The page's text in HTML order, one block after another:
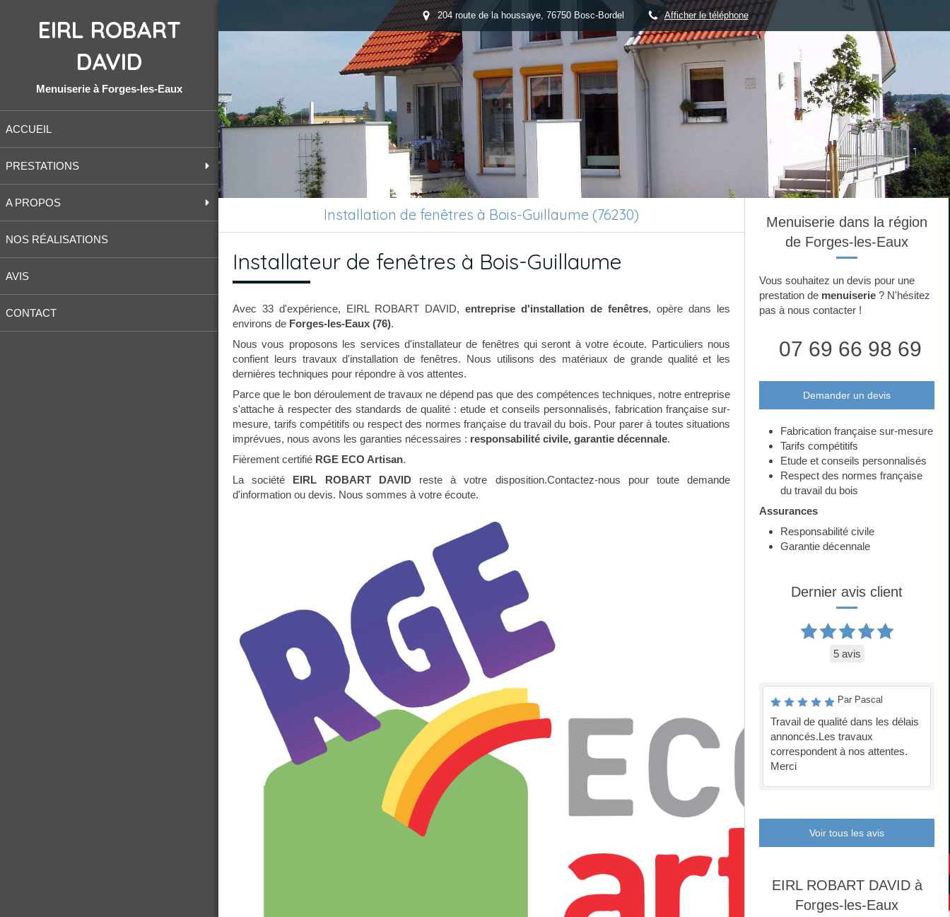
EIRL ROBART
DAVID
Menuiserie à Forges-les-Eaux
ACCUEIL
PRESTATIONS
A PROPOS
NOS RÉALISATIONS
AVIS
CONTACT
204 route de la houssaye, 76750 Bosc-Bordel Afficher le téléphone
Installation de fenêtres à Bois-Guillaume (76230)
Installateur de fenêtres à Bois-Guillaume
Avec 33 d'expérience, EIRL ROBART DAVID,entreprise d'installation de fenêtres, opère dans les
environs de Forges-les-Eaux (76).
Nous vous proposons les services d'installateur de fenêtres qui seront à votre écoute. Particuliers nous
confient leurs travaux d'installation de fenêtres. Nous utilisons des matériaux de grande qualité et les
dernières techniques pour répondre à vos attentes.
Parce que le bon déroulement de travaux ne dépend pas que des compétences techniques, notre entreprise
s'attache à respecter des standards de qualité : etude et conseils personnalisés, fabrication française sur-
mesure, tarifs compétitifs ou respect des normes française du travail du bois. Pour parer à toutes situations
imprévues, nous avons les garanties nécessaires : responsabilité civile, garantie décennale.
Fièrement certifié RGE ECO Artisan.
La société EIRL ROBART DAVIDreste à votre disposition.Contactez-nous pour toute demande
d'information ou devis. Nous sommes à votre écoute.
Menuiserie dans la région
de Forges-les-Eaux
Vous souhaitez un devis pour une
prestation de menuiserie ? N'hésitez
pas à nous contacter !
07 69 66 98 69
Demander un devis
Fabrication française sur-mesure
Tarifs compétitifs
Etude et conseils personnalisés
Respect des normes française
du travail du bois
Assurances
Responsabilité civile
Garantie décennale
Dernier avis client
5 avis
Par Pascal
Travail de qualité dans les délais
annoncés.Les travaux
correspondent à nos attentes.
Merci
Voir tous les avis
EIRL ROBART DAVID à
Forges-les-Eaux